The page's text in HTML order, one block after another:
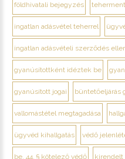
földhivatali bejegyzés
ingatlan adásvétel teherrel
ingatlan adásvételi szerződés
gyanúsítottként idéztek be
gyanúsított jogai büntetőeljárás
vallomástétel megtagadása
ügyvéd kihallgatás védő
be. 44. § kötelező védő kirendelt